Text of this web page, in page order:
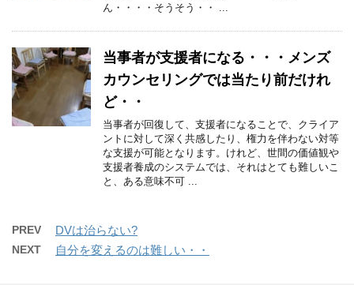
ん・・・・そうそう・・ ...
当事者が支援者になる・・・メンズ
カウンセリングでは当たり前だけれ
ど・・
当事者が回復して、支援者になることで、クライア
ントに対して深く共感したり、権力を伴わない対等
な支援が可能となります。けれど、世間の価値観や
支援者養成のシステムでは、それはとても難しいこ
と、ある意味不可 ...
PREV DVは治らない?
NEXT 自分を変えるのは難しい・・